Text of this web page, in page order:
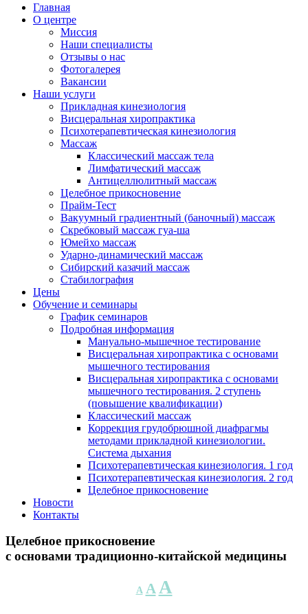
Главная
О центре
Миссия
Наши специалисты
Отзывы о нас
Фотогалерея
Вакансии
Наши услуги
Прикладная кинезиология
Висцеральная хиропрактика
Психотерапевтическая кинезиология
Массаж
Классический массаж тела
Лимфатический массаж
Антицеллюлитный массаж
Целебное прикосновение
Прайм-Тест
Вакуумный градиентный (баночный) массаж
Скребковый массаж гуа-ша
Юмейхо массаж
Ударно-динамический массаж
Сибирский казачий массаж
Стабилография
Цены
Обучение и семинары
График семинаров
Подробная информация
Мануально-мышечное тестирование
Висцеральная хиропрактика с основами
мышечного тестирования
Висцеральная хиропрактика с основами
мышечного тестирования. 2 ступень
(повышение квалификации)
Классический массаж
Коррекция грудобрюшной диафрагмы
методами прикладной кинезиологии.
Система дыхания
Психотерапевтическая кинезиология. 1 год
Психотерапевтическая кинезиология. 2 год
Целебное прикосновение
Новости
Контакты
Целебное прикосновение
с основами традиционно-китайской медицины
A
Уменьшите
размер
A Сбросить
размер
A